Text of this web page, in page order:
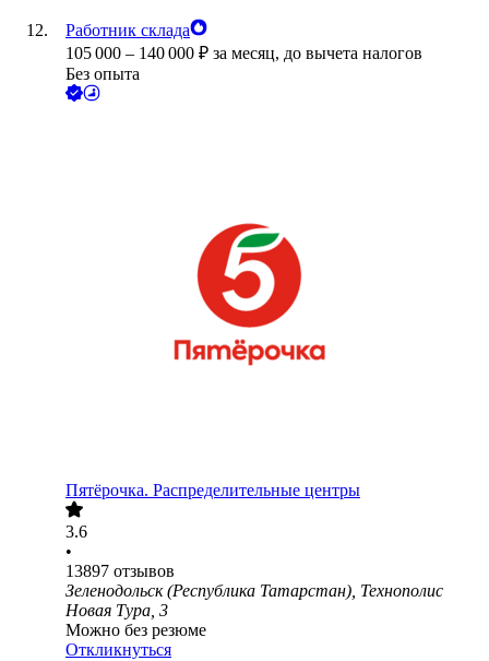
Работник склада
105 000 – 140 000 ₽ за месяц, до вычета налогов
Без опыта
Пятёрочка. Распределительные центры
3.6
•
13897 отзывов
Зеленодольск (Республика Татарстан), Технополис
Новая Тура, 3
Можно без резюме
Откликнуться